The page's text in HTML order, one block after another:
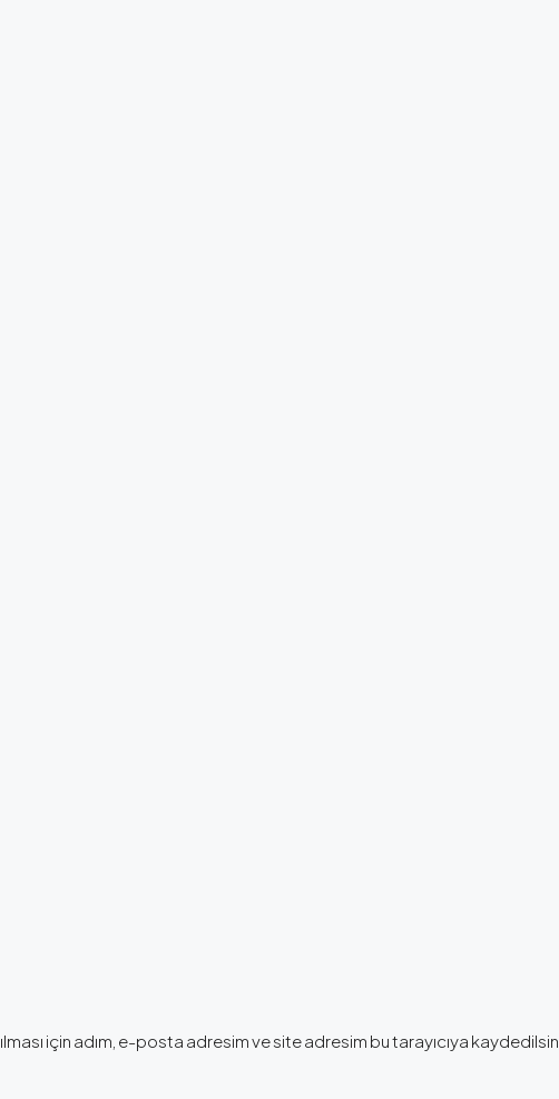
için adım, e-posta adresim ve site adresim bu tarayıcıya kaydedilsin.